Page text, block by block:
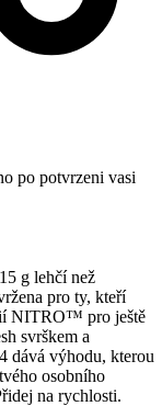
po potvrzeni vasi
g lehčí než
pro ty, kteří
NITRO™ pro ještě
svrškem a
dává výhodu, kterou
osobního
na rychlosti.